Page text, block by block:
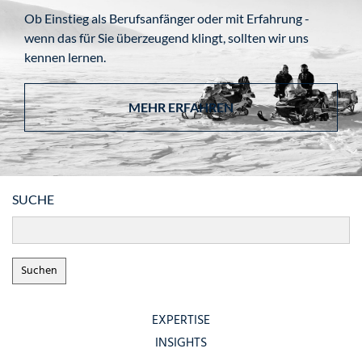
Ob Einstieg als Berufsanfänger oder mit Erfahrung -
wenn das für Sie überzeugend klingt, sollten wir uns
kennen lernen.
MEHR ERFAHREN
SUCHE
EXPERTISE
INSIGHTS